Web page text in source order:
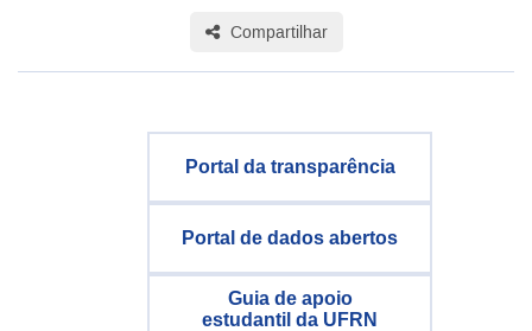
Compartilhar
Portal da transparência
Portal de dados abertos
Guia de apoio
estudantil da UFRN